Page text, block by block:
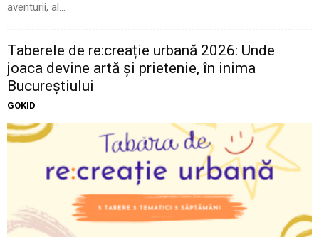
aventurii, al...
Taberele de re:creație urbană 2026: Unde
joaca devine artă și prietenie, în inima
Bucureștiului
GOKID